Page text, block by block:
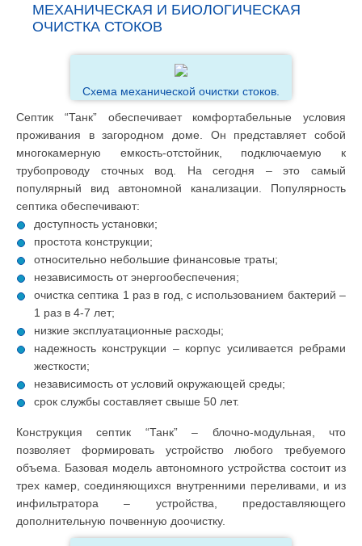
МЕХАНИЧЕСКАЯ И БИОЛОГИЧЕСКАЯ
ОЧИСТКА СТОКОВ
Схема механической очистки стоков.
Септик “Танк” обеспечивает комфортабельные условия
проживания в загородном доме. Он представляет собой
многокамерную емкость-отстойник, подключаемую к
трубопроводу сточных вод. На сегодня – это самый
популярный вид автономной канализации. Популярность
септика обеспечивают:
доступность установки;
простота конструкции;
относительно небольшие финансовые траты;
независимость от энергообеспечения;
очистка септика 1 раз в год, с использованием бактерий –
1 раз в 4-7 лет;
низкие эксплуатационные расходы;
надежность конструкции – корпус усиливается ребрами
жесткости;
независимость от условий окружающей среды;
срок службы составляет свыше 50 лет.
Конструкция септик “Танк” – блочно-модульная, что
позволяет формировать устройство любого требуемого
объема. Базовая модель автономного устройства состоит из
трех камер, соединяющихся внутренними переливами, и из
инфильтратора – устройства, предоставляющего
дополнительную почвенную доочистку.